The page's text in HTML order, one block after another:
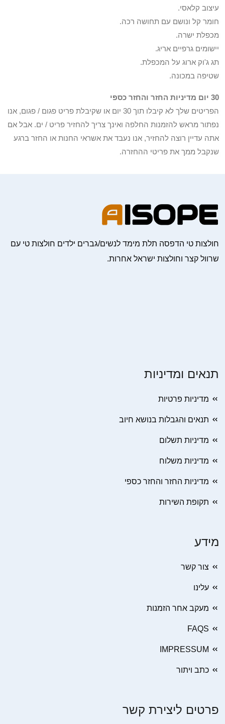
עיצוב קלאסי.
חומר קל ונושם עם תחושה רכה.
מכפלת ישרה.
יישומים גרפיים אריג.
תג ג'וק ארוג על המכפלת.
שטיפה במכונה.
30 יום מדיניות החזר והחזר כספי
הפריטים שלך לא קיבלו תוך 30 יום או שקיבלת פריט פגום / פגום, אנו
נפתור מראש להזמנות החלפה ואינך צריך להחזיר פריט / ים. אבל אם
אתה עדיין רוצה להחזיר, אנו נעבד את אשראי החנות או החזר ברגע
שנקבל ממך את פריטי ההחזרה.
חולצות טי הדפסה תלת מימד לנשים/גברים ילדים חולצות טי עם
שרוול קצר וחולצות ישראל אחרות.
תנאים ומדיניות
מדיניות פרטיות
תנאים והגבלות בנושא חיוב
מדיניות תשלום
מדיניות משלוח
מדיניות החזר והחזר כספי
תקופת השירות
מידע
צור קשר
עלינו
מעקב אחר הזמנות
FAQS
IMPRESSUM
כתב ויתור
פרטים ליצירת קשר